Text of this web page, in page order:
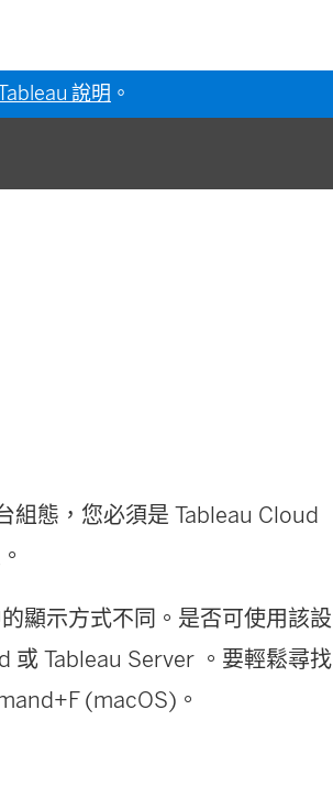
說明 。
組態，您必須是 Tableau Cloud
顯示方式不同。是否可使用該設
或 Tableau Server 。要輕鬆尋找
(macOS)。